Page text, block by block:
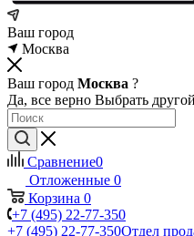
Ваш город
Москва
Ваш город Москва ?
Да, все верно Выбрать другой
Сравнение0
Отложенные 0
Корзина 0
+7 (495) 22-77-350
+7 (495) 22-77-350Отдел